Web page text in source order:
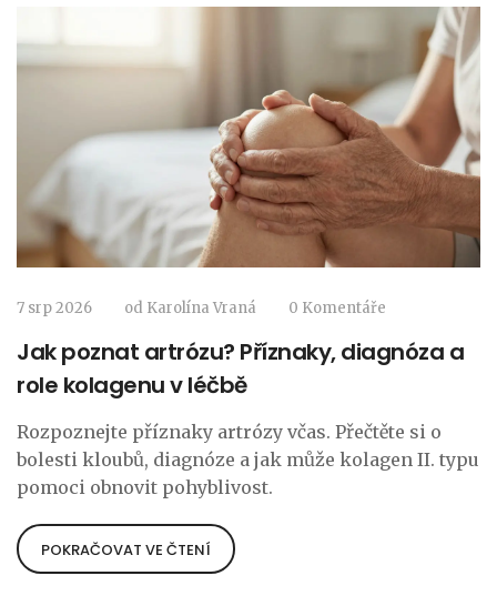
7 srp 2026 od Karolína Vraná 0 Komentáře
Jak poznat artrózu? Příznaky, diagnóza a
role kolagenu v léčbě
Rozpoznejte příznaky artrózy včas. Přečtěte si o
bolesti kloubů, diagnóze a jak může kolagen II. typu
pomoci obnovit pohyblivost.
POKRAČOVAT VE ČTENÍ